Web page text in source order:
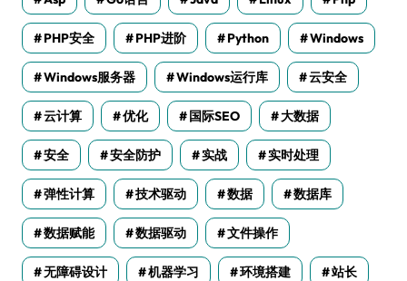
PHP安全 PHP进阶 Python Windows
Windows服务器 Windows运行库 云安全
云计算 优化 国际SEO 大数据
安全 安全防护 实战 实时处理
弹性计算 技术驱动 数据 数据库
数据赋能 数据驱动 文件操作
无障碍设计 机器学习 环境搭建 站长